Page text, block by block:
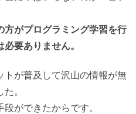
方がプログラミング学習を行
要ありません。
トが普及して沢山の情報が無
。
ができたからです。